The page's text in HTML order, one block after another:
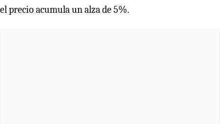
el precio acumula un alza de 5%.